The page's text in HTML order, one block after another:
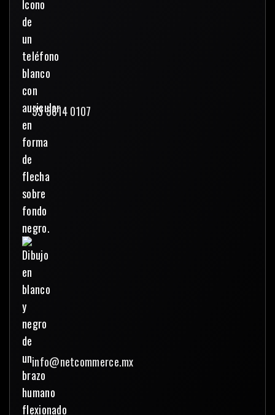
33 3614 0107
info@netcommerce.mx